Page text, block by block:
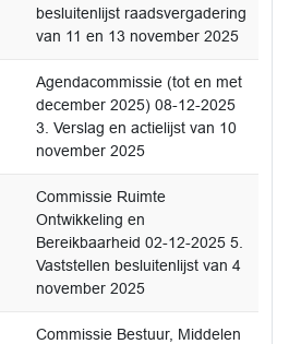
besluitenlijst raadsvergadering
van 11 en 13 november 2025
Agendacommissie (tot en met
december 2025) 08-12-2025
3. Verslag en actielijst van 10
november 2025
Commissie Ruimte
Ontwikkeling en
Bereikbaarheid 02-12-2025 5.
Vaststellen besluitenlijst van 4
november 2025
Commissie Bestuur, Middelen